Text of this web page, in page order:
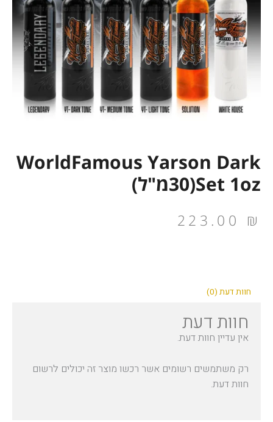
WorldFamous Yarson Dark
Set 1oz(30מ"ל)
223.00 ₪
חוות דעת (0)
חוות דעת
אין עדיין חוות דעת.
רק משתמשים רשומים אשר רכשו מוצר זה יכולים לרשום
חוות דעת.